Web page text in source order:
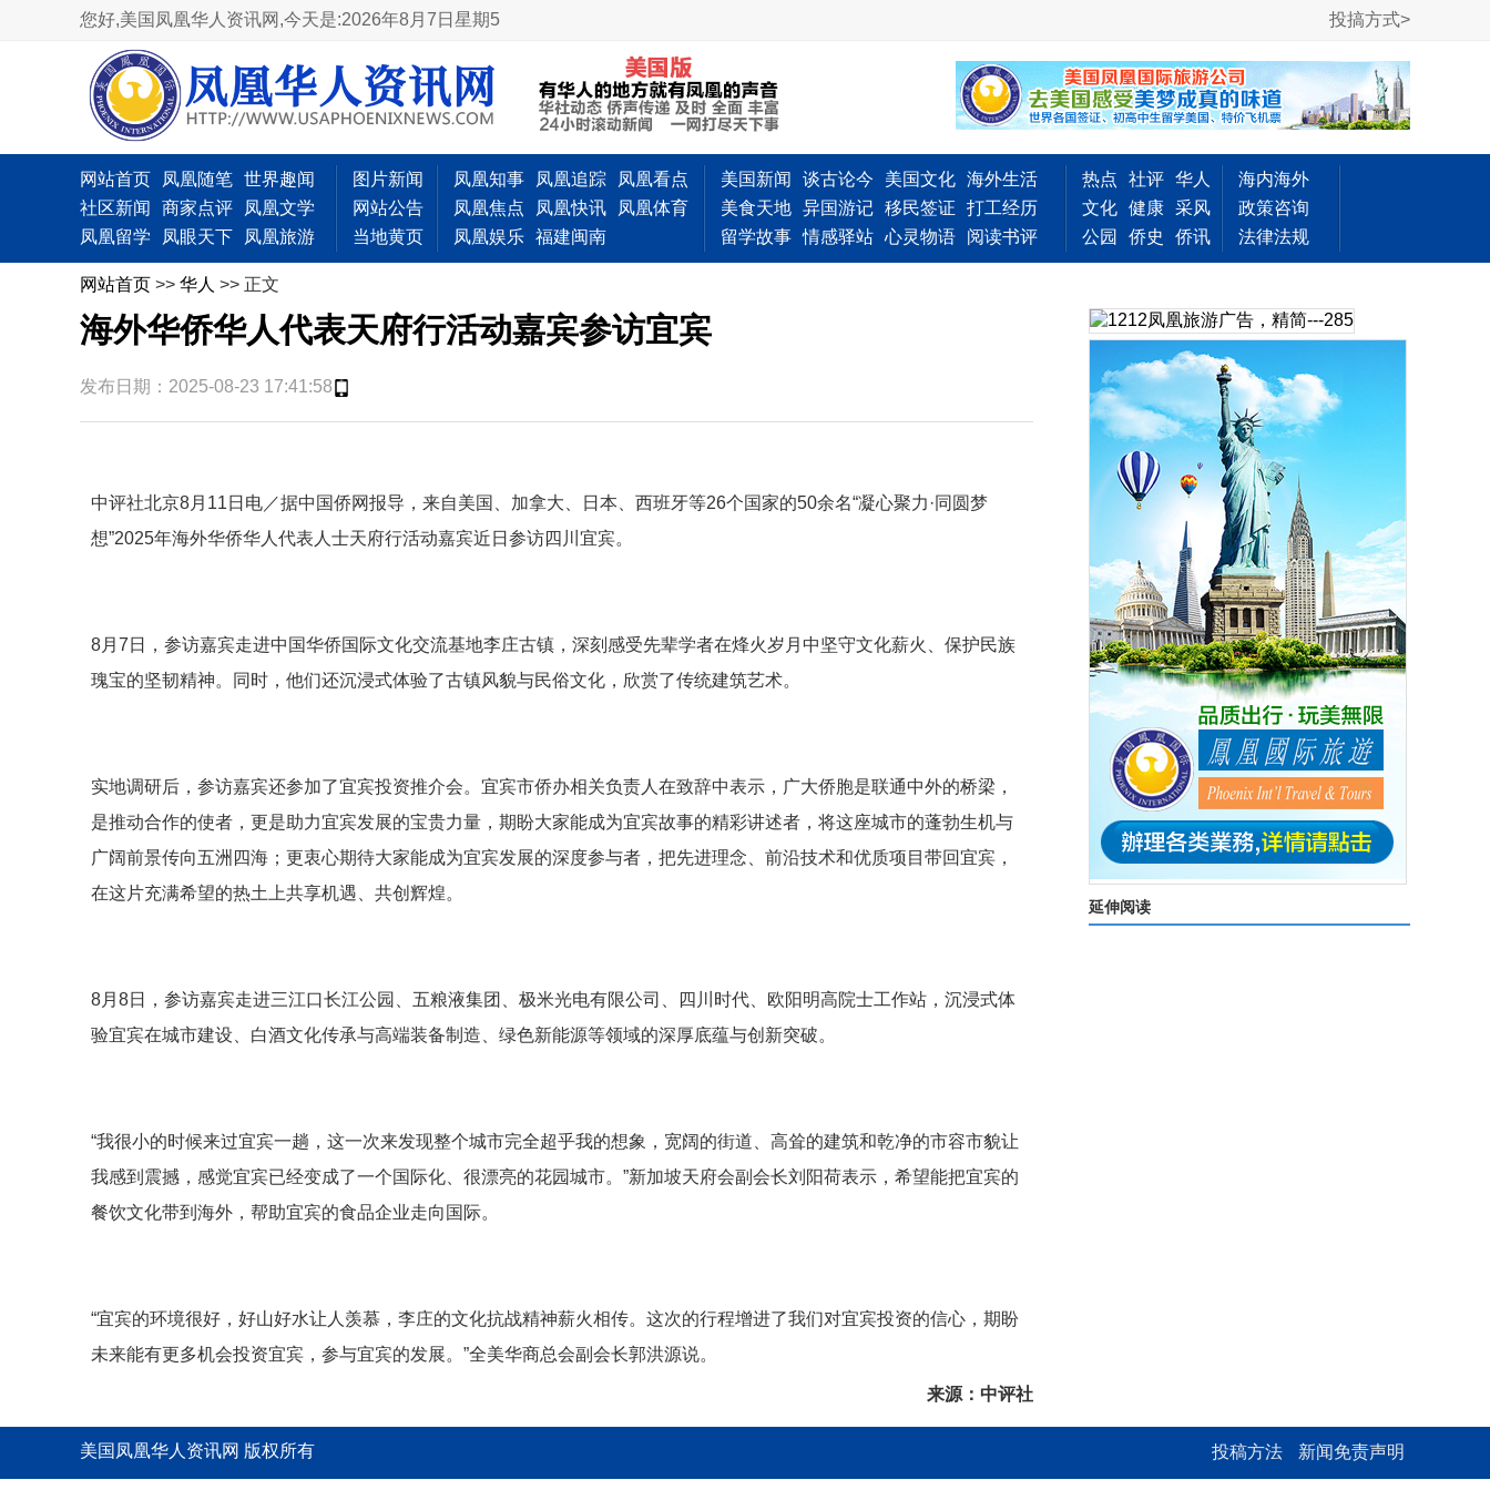
您好,美国凤凰华人资讯网,今天是:2026年8月7日星期5 投搞方式>
网站首页 凤凰随笔 世界趣闻
社区新闻
商家点评
凤凰文学
凤凰留学
凤眼天下 凤凰旅游
图片新闻
网站公告
当地黄页
凤凰知事 凤凰追踪
凤凰看点
凤凰焦点
凤凰快讯
凤凰体育
凤凰娱乐 福建闽南
美国新闻 谈古论今 美国文化 海外生活
美食天地 异国游记 移民签证
打工经历
留学故事 情感驿站 心灵物语 阅读书评
热点 社评 华人
文化 健康 采风
公园
侨史 侨讯
海内海外
政策咨询
法律法规
网站首页 >> 华人 >> 正文
海外华侨华人代表天府行活动嘉宾参访宜宾
发布日期：2025-08-23 17:41:58
中评社北京8月11日电／据中国侨网报导，来自美国、加拿大、日本、西班牙等26个国家的50余名“凝心聚力·同圆梦
想”2025年海外华侨华人代表人士天府行活动嘉宾近日参访四川宜宾。
8月7日，参访嘉宾走进中国华侨国际文化交流基地李庄古镇，深刻感受先辈学者在烽火岁月中坚守文化薪火、保护民族
瑰宝的坚韧精神。同时，他们还沉浸式体验了古镇风貌与民俗文化，欣赏了传统建筑艺术。
实地调研后，参访嘉宾还参加了宜宾投资推介会。宜宾市侨办相关负责人在致辞中表示，广大侨胞是联通中外的桥梁，
是推动合作的使者，更是助力宜宾发展的宝贵力量，期盼大家能成为宜宾故事的精彩讲述者，将这座城市的蓬勃生机与
广阔前景传向五洲四海；更衷心期待大家能成为宜宾发展的深度参与者，把先进理念、前沿技术和优质项目带回宜宾，
在这片充满希望的热土上共享机遇、共创辉煌。
8月8日，参访嘉宾走进三江口长江公园、五粮液集团、极米光电有限公司、四川时代、欧阳明高院士工作站，沉浸式体
验宜宾在城市建设、白酒文化传承与高端装备制造、绿色新能源等领域的深厚底蕴与创新突破。
“我很小的时候来过宜宾一趟，这一次来发现整个城市完全超乎我的想象，宽阔的街道、高耸的建筑和乾净的市容市貌让
我感到震撼，感觉宜宾已经变成了一个国际化、很漂亮的花园城市。”新加坡天府会副会长刘阳荷表示，希望能把宜宾的
餐饮文化带到海外，帮助宜宾的食品企业走向国际。
“宜宾的环境很好，好山好水让人羡慕，李庄的文化抗战精神薪火相传。这次的行程增进了我们对宜宾投资的信心，期盼
未来能有更多机会投资宜宾，参与宜宾的发展。”全美华商总会副会长郭洪源说。
来源：中评社
延伸阅读
美国凤凰华人资讯网 版权所有 投稿方法 新闻免责声明